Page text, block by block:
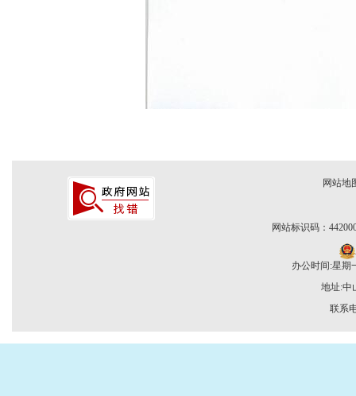
网站地
网站标识码：
办公时间:星期
地址:中
联系